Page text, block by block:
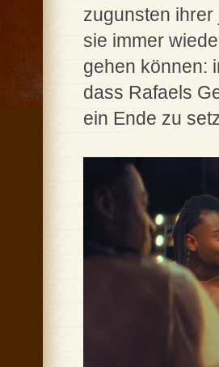
zugunsten
sie immer
gehen können:
dass Rafaels
ein Ende zu